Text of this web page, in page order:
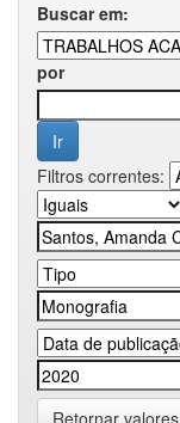
Buscar em:
por
Filtros correntes:
Retornar valores